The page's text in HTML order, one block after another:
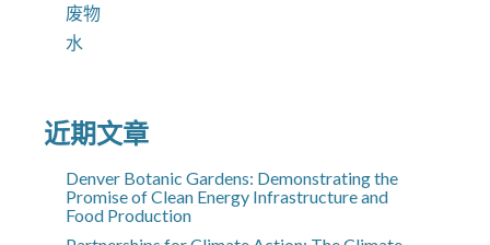
废物
水
近期文章
Denver Botanic Gardens: Demonstrating the
Promise of Clean Energy Infrastructure and
Food Production